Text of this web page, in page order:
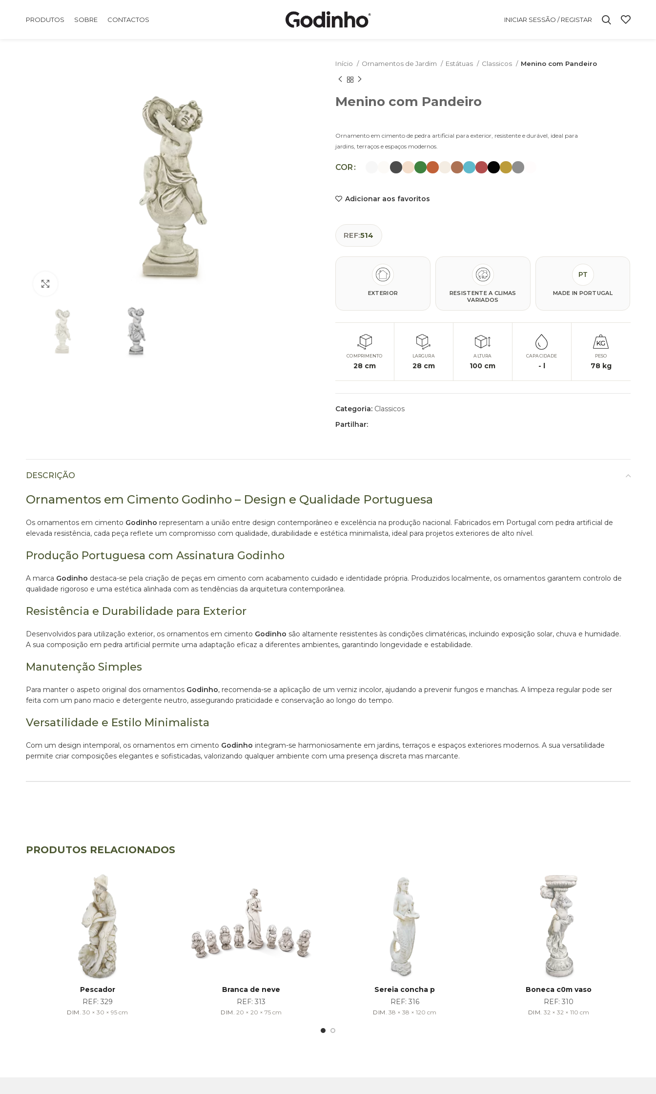
PRODUTOS SOBRE CONTACTOS INICIAR SESSÃO / REGISTAR
Início Ornamentos de Jardim Estátuas Classicos Menino com Pandeiro
Menino com Pandeiro
Ornamento em cimento de pedra artificial para exterior, resistente e durável, ideal para
jardins, terraços e espaços modernos.
COR
Adicionar aos favoritos
REF:514
EXTERIOR
RESISTENTE A CLIMAS
VARIADOS
PT
MADE IN PORTUGAL
COMPRIMENTO
28 cm
LARGURA
28 cm
ALTURA
100 cm
CAPACIDADE
- l
PESO
78 kg
Categoria: Classicos
Partilhar:
DESCRIÇÃO
Ornamentos em Cimento Godinho – Design e Qualidade Portuguesa
Os ornamentos em cimento Godinho representam a união entre design contemporâneo e excelência na produção nacional. Fabricados em Portugal com pedra artificial de
elevada resistência, cada peça reflete um compromisso com qualidade, durabilidade e estética minimalista, ideal para projetos exteriores de alto nível.
Produção Portuguesa com Assinatura Godinho
A marca Godinho destaca-se pela criação de peças em cimento com acabamento cuidado e identidade própria. Produzidos localmente, os ornamentos garantem controlo de
qualidade rigoroso e uma estética alinhada com as tendências da arquitetura contemporânea.
Resistência e Durabilidade para Exterior
Desenvolvidos para utilização exterior, os ornamentos em cimento Godinho são altamente resistentes às condições climatéricas, incluindo exposição solar, chuva e humidade.
A sua composição em pedra artificial permite uma adaptação eficaz a diferentes ambientes, garantindo longevidade e estabilidade.
Manutenção Simples
Para manter o aspeto original dos ornamentos Godinho, recomenda-se a aplicação de um verniz incolor, ajudando a prevenir fungos e manchas. A limpeza regular pode ser
feita com um pano macio e detergente neutro, assegurando praticidade e conservação ao longo do tempo.
Versatilidade e Estilo Minimalista
Com um design intemporal, os ornamentos em cimento Godinho integram-se harmoniosamente em jardins, terraços e espaços exteriores modernos. A sua versatilidade
permite criar composições elegantes e sofisticadas, valorizando qualquer ambiente com uma presença discreta mas marcante.
PRODUTOS RELACIONADOS
Pescador
REF: 329
DIM. 30 × 30 × 95cm
Branca de neve
REF: 313
DIM. 20 × 20 × 75cm
Sereia concha p
REF: 316
DIM. 38 × 38 × 120cm
Boneca c0m vaso
REF: 310
DIM. 32 × 32 × 110 cm